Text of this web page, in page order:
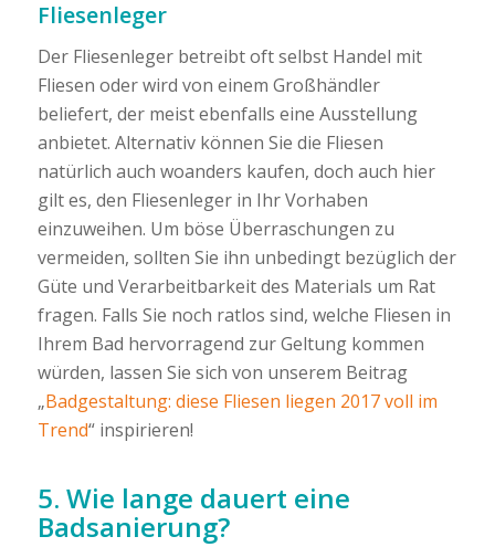
Fliesenleger
Der Fliesenleger betreibt oft selbst Handel mit
Fliesen oder wird von einem Großhändler
beliefert, der meist ebenfalls eine Ausstellung
anbietet. Alternativ können Sie die Fliesen
natürlich auch woanders kaufen, doch auch hier
gilt es, den Fliesenleger in Ihr Vorhaben
einzuweihen. Um böse Überraschungen zu
vermeiden, sollten Sie ihn unbedingt bezüglich der
Güte und Verarbeitbarkeit des Materials um Rat
fragen. Falls Sie noch ratlos sind, welche Fliesen in
Ihrem Bad hervorragend zur Geltung kommen
würden, lassen Sie sich von unserem Beitrag
„Badgestaltung: diese Fliesen liegen 2017 voll im
Trend“ inspirieren!
5. Wie lange dauert eine
Badsanierung?